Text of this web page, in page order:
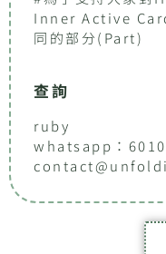
Inner Active
同的部分(Part)
查詢
ruby
whatsapp：